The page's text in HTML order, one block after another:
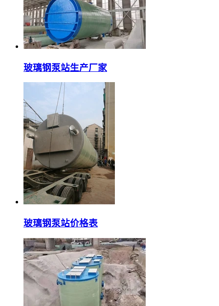
玻璃钢泵站生产厂家
玻璃钢泵站价格表